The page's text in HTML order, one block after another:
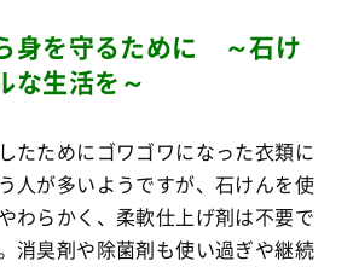
身を守るために ～石け
な生活を～
たためにゴワゴワになった衣類に
人が多いようですが、石けんを使
わらかく、柔軟仕上げ剤は不要で
消臭剤や除菌剤も使い過ぎや継続